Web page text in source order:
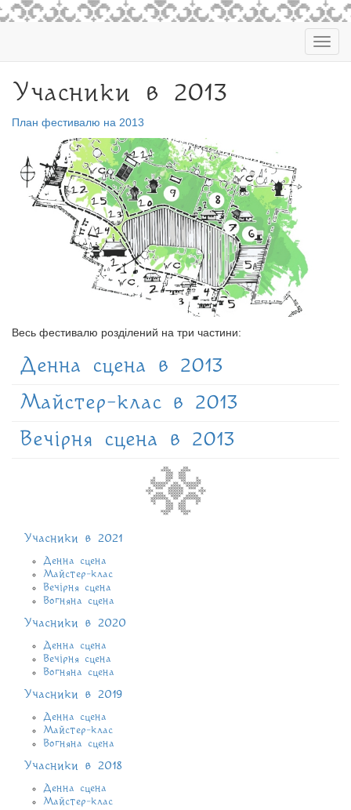
Учасники в 2013
План фестивалю на 2013
Весь фестивалю розділений на три частини:
Денна сцена в 2013
Майстер-клас в 2013
Вечірня сцена в 2013
Учасники в 2021
Денна сцена
Майстер-клас
Вечірня сцена
Вогняна сцена
Учасники в 2020
Денна сцена
Вечірня сцена
Вогняна сцена
Учасники в 2019
Денна сцена
Майстер-клас
Вогняна сцена
Учасники в 2018
Денна сцена
Майстер-клас